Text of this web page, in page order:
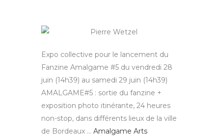
Expo collective pour le lancement du
Fanzine Amalgame #5 du vendredi 28
juin (14h39) au samedi 29 juin (14h39)
AMALGAME#5 : sortie du fanzine +
exposition photo itinérante, 24 heures
non-stop, dans différents lieux de la ville
de Bordeaux … Amalgame Arts